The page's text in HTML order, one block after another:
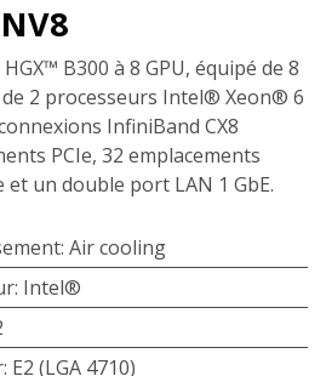
B300 à 8 GPU, équipé de 8
de 2 processeurs Intel® Xeon® 6
InfiniBand CX8
PCIe, 32 emplacements
et un double port LAN 1 GbE.
: Air cooling
: Intel®
: E2 (LGA 4710)